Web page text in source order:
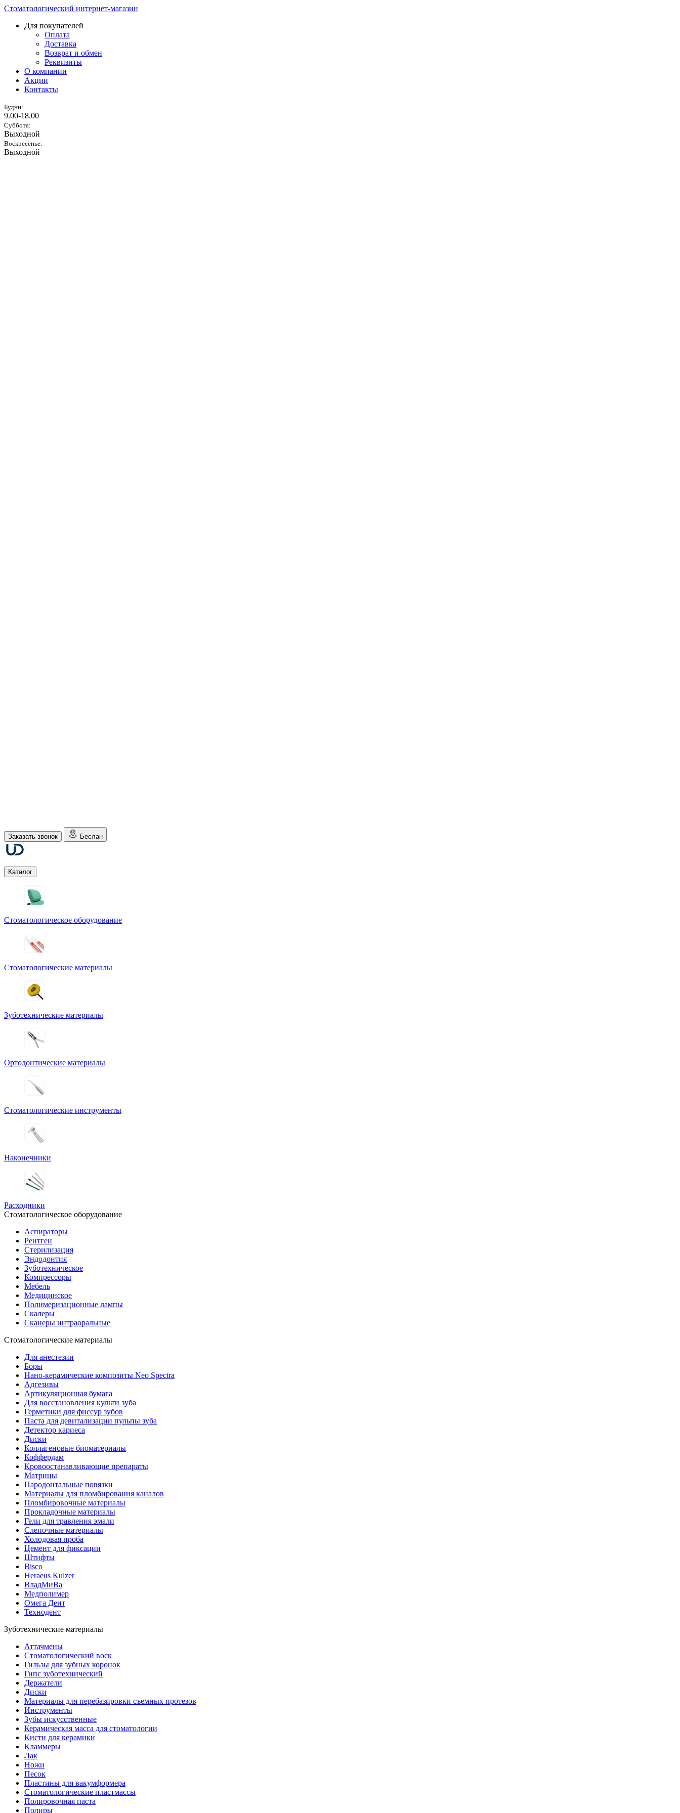
Стоматологический интернет-магазин
Для покупателей
Оплата
Доставка
Возврат и обмен
Реквизиты
О компании
Акции
Контакты
Будни:
9.00-18.00
Суббота:
Выходной
Воскресенье:
Выходной
Заказать звонок Беслан
Каталог
Стоматологическое оборудование
Стоматологические материалы
Зуботехнические материалы
Ортодонтические материалы
Стоматологические инструменты
Наконечники
Расходники
Стоматологическое оборудование
Аспираторы
Рентген
Стерилизация
Эндодонтия
Зуботехническое
Компрессоры
Мебель
Медицинское
Полимеризационные лампы
Скалеры
Сканеры интраоральные
Стоматологические материалы
Для анестезии
Боры
Нано-керамические композиты Neo Spectra
Адгезивы
Артикуляционная бумага
Для восстановления культи зуба
Герметики для фиссур зубов
Паста для девитализации пульпы зуба
Детектор кариеса
Диски
Коллагеновые биоматериалы
Коффердам
Кровоостанавливающие препараты
Матрицы
Пародонтальные повязки
Материалы для пломбирования каналов
Пломбировочные материалы
Прокладочные материалы
Гели для травления эмали
Слепочные материалы
Холодовая проба
Цемент для фиксации
Штифты
Bisco
Heraeus Kulzer
ВладМиВа
Медполимер
Омега Дент
Технодент
Зуботехнические материалы
Аттачмены
Стоматологический воск
Гильзы для зубных коронок
Гипс зуботехнический
Держатели
Диски
Материалы для перебазировки съемных протезов
Инструменты
Зубы искусственные
Керамическая масса для стоматологии
Кисти для керамики
Кламмеры
Лак
Ножи
Песок
Пластины для вакумформера
Стоматологические пластмассы
Полировочная паста
Полиры